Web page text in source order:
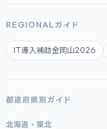
REGIONALガイド
IT導入補助金岡山2026
都道府県別ガイド
北海道・東北